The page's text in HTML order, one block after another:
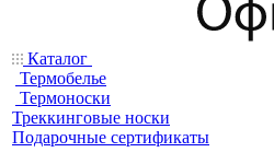
Каталог
Термобелье
Термоноски
Треккинговые носки
Подарочные сертификаты